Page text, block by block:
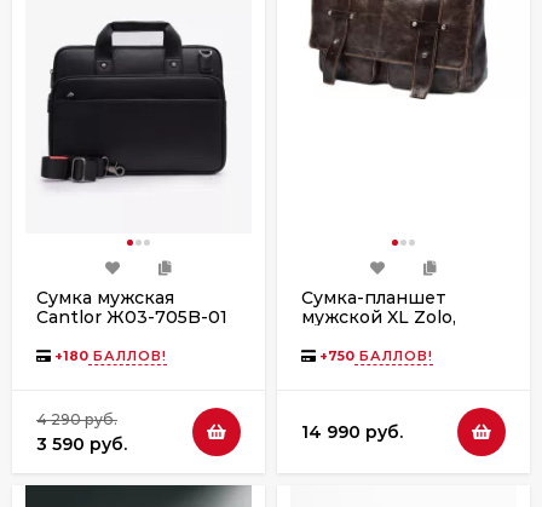
Сумка мужская
Cantlor Ж03-705B-01
+180 БАЛЛОВ!
4 290 руб.
3 590 руб.
Сумка-планшет
мужской XL Zolo,
+750 БАЛЛОВ!
14 990 руб.